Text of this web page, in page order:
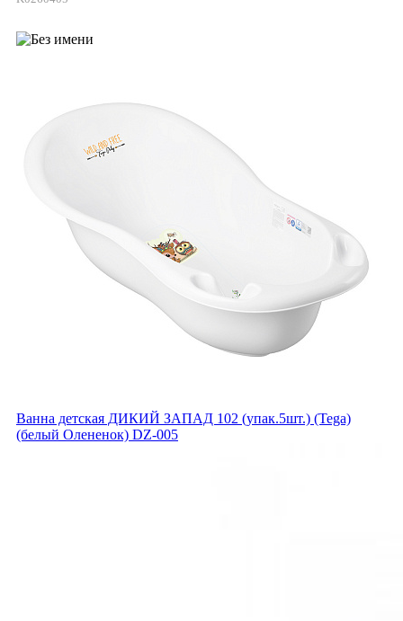
Ванна детская ДИКИЙ ЗАПАД 102 (упак.5шт.) (Tega)
(белый Оленeнок) DZ-005